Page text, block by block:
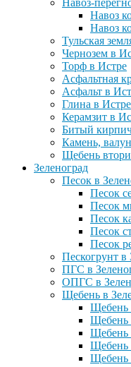
Навоз
Навоз
Тульская
Чернозем в
Торф в Истре
Асфальтная
Асфальт в
Глина в Истре
Керамзит в
Битый
Камень,
Щебень
Зеленоград
Песок в
Песок
Песок
Песок
Песок
Песок
Пескогрунт в
ПГС в
ОПГС в
Щебень в
Щебень
Щебень
Щебень
Щебень
Щебень